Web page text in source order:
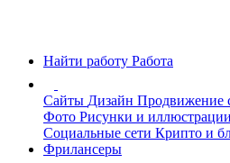
Найти работу Работа
Сайты Дизайн Продвижение
Фото Рисунки и иллюстрации
Социальные сети Крипто и
Фрилансеры